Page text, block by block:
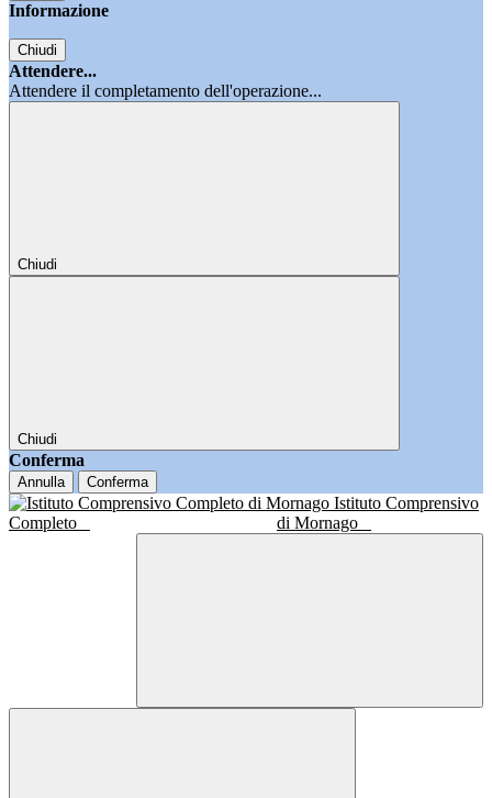
Informazione
Chiudi
Attendere...
Attendere il completamento dell'operazione...
Chiudi
Chiudi
Conferma
Annulla Conferma
Istituto Comprensivo
Completo
di Mornago